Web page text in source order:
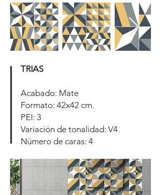
TRIAS
Acabado: Mate
Formato: 42x42 cm.
PEI: 3
Variación de tonalidad: V4
Número de caras: 4